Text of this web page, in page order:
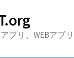
プリ、WEBアプ